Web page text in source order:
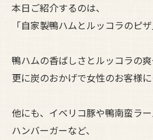
本日ご紹介するのは、
「自家製鴨ハムとルッコラのピザ
鴨ハムの香ばしさとルッコラの爽
更に炭のおかげで女性のお客様
他にも、イベリコ豚や鴨南蛮ラ
ハンバーガーなど、